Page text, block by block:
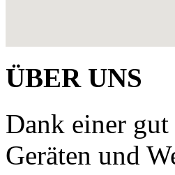
ÜBER UNS
Dank einer gut
Geräten und